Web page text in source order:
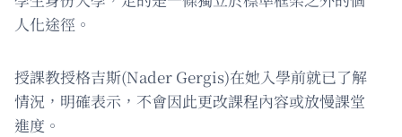
人化途徑。
授課教授格吉斯(Nader Gergis)在她入學前就已了解
情況，明確表示，不會因此更改課程內容或放慢課堂
進度。